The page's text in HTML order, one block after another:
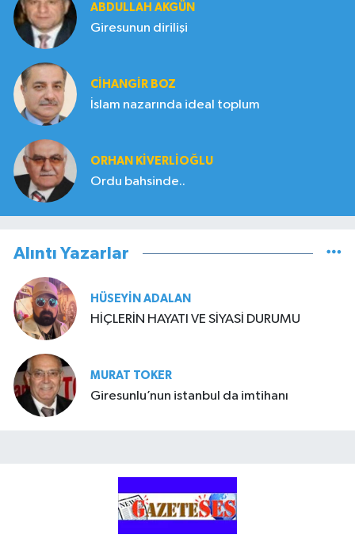
ABDULLAH AKGÜN
Giresunun dirilişi
CIHANGIR BOZ
İslam nazarında ideal toplum
ORHAN KIVERLIOĞLU
Ordu bahsinde..
Alıntı Yazarlar
HÜSEYIN ADALAN
HİÇLERİN HAYATI VE SİYASİ DURUMU
MURAT TOKER
Giresunlu’nun istanbul da imtihanı